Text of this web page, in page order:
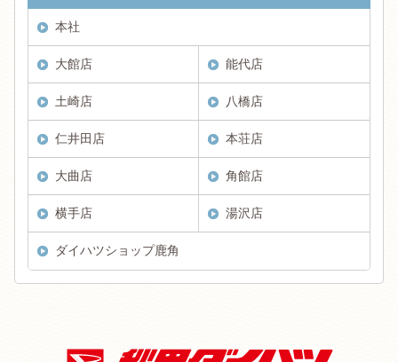
本社
大館店 能代店
土崎店 八橋店
仁井田店 本荘店
大曲店 角館店
横手店 湯沢店
ダイハツショップ鹿角